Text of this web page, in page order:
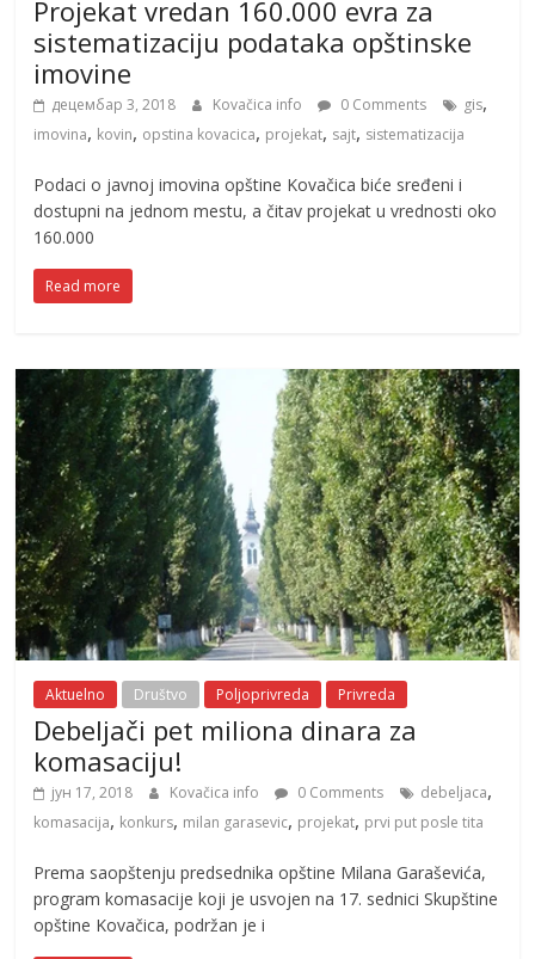
Projekat vredan 160.000 evra za
sistematizaciju podataka opštinske
imovine
децембар 3, 2018 Kovačica info 0 Comments gis,
imovina, kovin, opstina kovacica, projekat, sajt, sistematizacija
Podaci o javnoj imovina opštine Kovačica biće sređeni i
dostupni na jednom mestu, a čitav projekat u vrednosti oko
160.000
Read more
Aktuelno Društvo Poljoprivreda Privreda
Debeljači pet miliona dinara za
komasaciju!
јун 17, 2018 Kovačica info 0 Comments debeljaca,
komasacija, konkurs, milan garasevic, projekat, prvi put posle tita
Prema saopštenju predsednika opštine Milana Garaševića,
program komasacije koji je usvojen na 17. sednici Skupštine
opštine Kovačica, podržan je i